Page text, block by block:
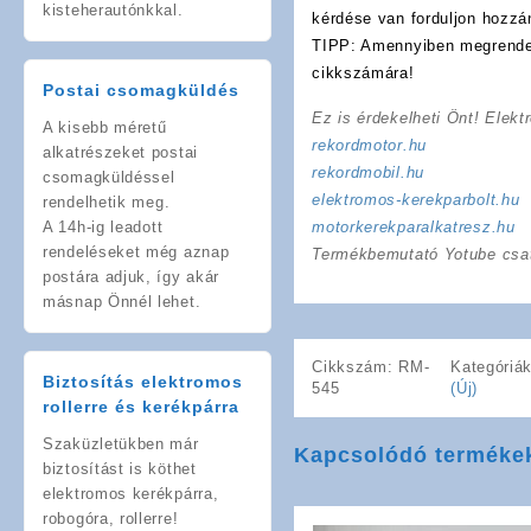
kisteherautónkkal.
Postai csomagküldés
A kisebb méretű
alkatrészeket postai
csomagküldéssel
rendelhetik meg.
A 14h-ig leadott
rendeléseket még aznap
postára adjuk, így akár
másnap Önnél lehet.
Biztosítás elektromos
rollerre és kerékpárra
Szaküzletükben már
biztosítást is köthet
elektromos kerékpárra,
robogóra, rollerre!
kérdése van forduljon
TIPP: Amennyiben
cikkszámára!
Ez is érdekelheti Önt!
rekordmotor.hu
rekordmobil.hu
elektromos-kerekparbolt.hu
motorkerekparalkatresz.hu
Termékbemutató Yotube
Cikkszám: RM-
545
(Új)
Kapcsolódó